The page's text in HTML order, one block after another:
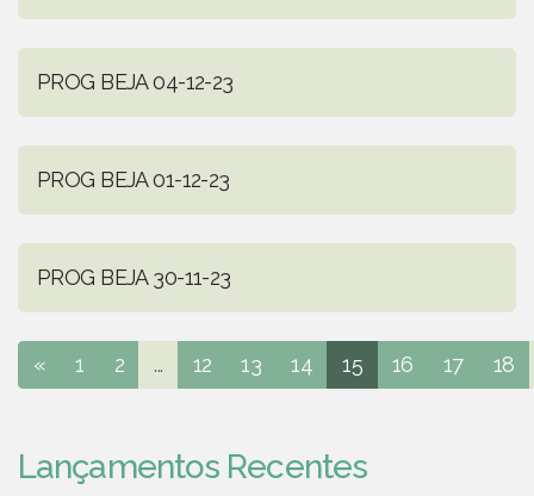
PROG BEJA 04-12-23
PROG BEJA 01-12-23
PROG BEJA 30-11-23
« 1 2 ... 12 13 14 15 16 17 18
Lançamentos Recentes